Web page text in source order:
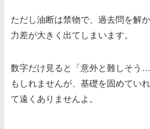
ただし油断は禁物で、過去問を解
力差が大きく出てしまいます。
数字だけ見ると「意外と難しそう
もしれませんが、基礎を固めてい
て遠くありませんよ。